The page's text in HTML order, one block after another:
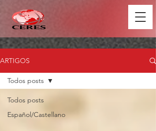
ARTIGOS
Todos posts
Español/Castellano
Todos posts